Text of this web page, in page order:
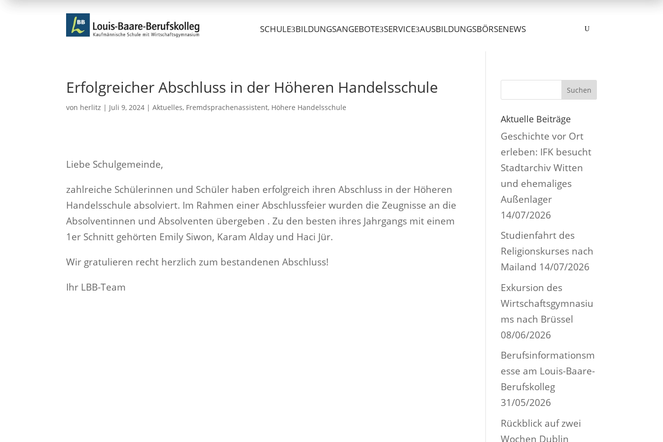
SCHULE BILDUNGSANGEBOTE SERVICE AUSBILDUNGSBÖRSENEWS U
Erfolgreicher Abschluss in der Höheren Handelsschule
von herlitz | Juli 9, 2024 |Aktuelles, Fremdsprachenassistent, Höhere Handelsschule
Liebe Schulgemeinde,
zahlreiche Schülerinnen und Schüler haben erfolgreich ihren Abschluss in der Höheren
Handelsschule absolviert. Im Rahmen einer Abschlussfeier wurden die Zeugnisse an die
Absolventinnen und Absolventen übergeben . Zu den besten ihres Jahrgangs mit einem
1er Schnitt gehörten Emily Siwon, Karam Alday und Haci Jür.
Wir gratulieren recht herzlich zum bestandenen Abschluss!
Ihr LBB-Team
Suchen
Aktuelle Beiträge
Geschichte vor Ort
erleben: IFK besucht
Stadtarchiv Witten
und ehemaliges
Außenlager
14/07/2026
Studienfahrt des
Religionskurses nach
Mailand 14/07/2026
Exkursion des
Wirtschaftsgymnasiu
ms nach Brüssel
08/06/2026
Berufsinformationsm
esse am Louis-Baare-
Berufskolleg
31/05/2026
Rückblick auf zwei
Wochen Dublin